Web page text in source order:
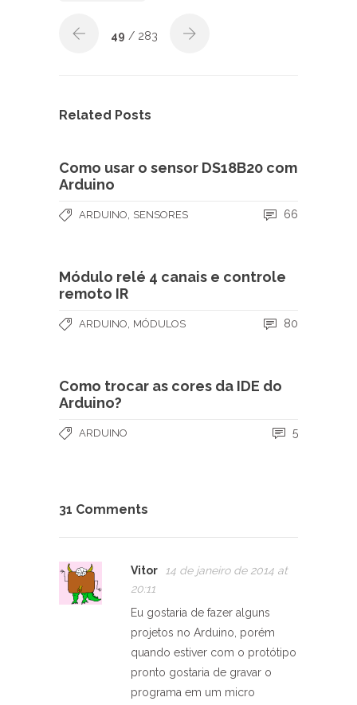
49 / 283
Related Posts
Como usar o sensor DS18B20 com
Arduino
ARDUINO SENSORES 66
Módulo relé 4 canais e controle
remoto IR
ARDUINO MÓDULOS 80
Como trocar as cores da IDE do
Arduino?
ARDUINO 5
31 Comments
Vitor
14 de janeiro de 2014 at
20:11
Eu gostaria de fazer alguns
projetos no Arduino, porém
quando estiver com o protótipo
pronto gostaria de gravar o
programa em um micro